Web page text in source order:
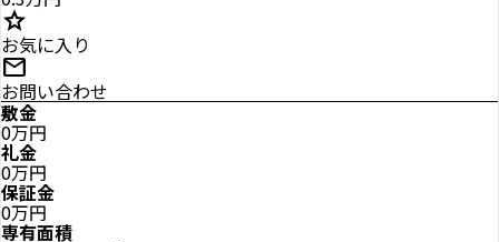
star
お気に入り
mail
お問い合わせ
敷金
0万円
礼金
0万円
保証金
0万円
専有面積